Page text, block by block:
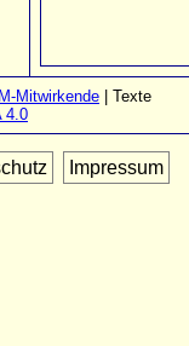
Mitwirkende | Texte
4.0
Impressum